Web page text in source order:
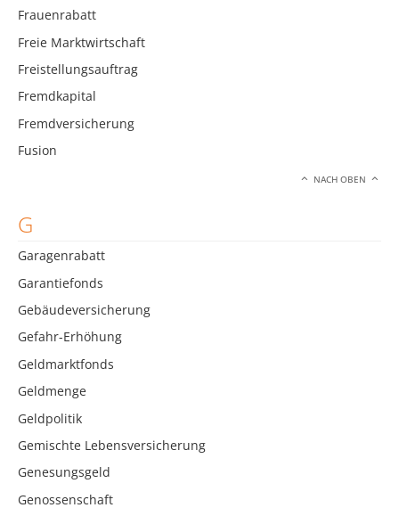
Frauenrabatt
Freie Marktwirtschaft
Freistellungsauftrag
Fremdkapital
Fremdversicherung
Fusion
NACH OBEN
G
Garagenrabatt
Garantiefonds
Gebäudeversicherung
Gefahr-Erhöhung
Geldmarktfonds
Geldmenge
Geldpolitik
Gemischte Lebensversicherung
Genesungsgeld
Genossenschaft